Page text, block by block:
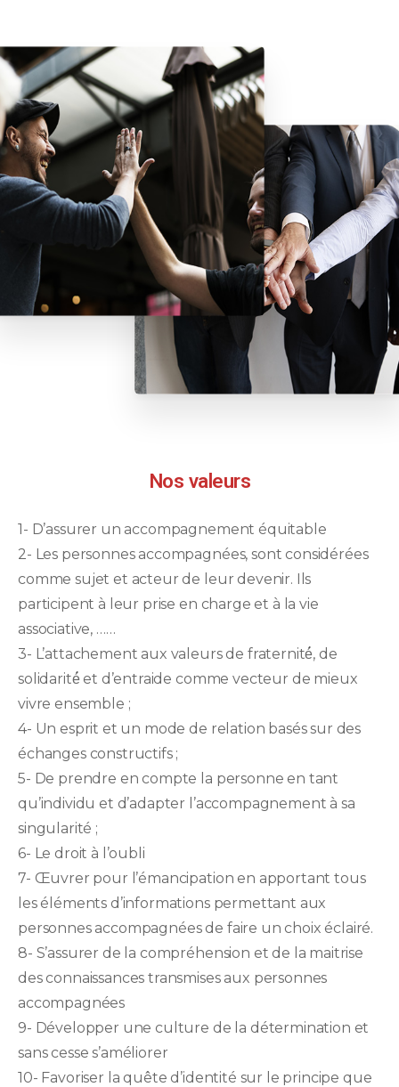
Nos valeurs
1- D’assurer un accompagnement équitable
2- Les personnes accompagnées, sont considérées
comme sujet et acteur de leur devenir. Ils
participent à leur prise en charge et à la vie
associative, ……
3- L’attachement aux valeurs de fraternité́, de
solidarité́ et d’entraide comme vecteur de mieux
vivre ensemble ;
4- Un esprit et un mode de relation basés sur des
échanges constructifs ;
5- De prendre en compte la personne en tant
qu’individu et d’adapter l’accompagnement à sa
singularité ;
6- Le droit à l’oubli
7- Œuvrer pour l’émancipation en apportant tous
les éléments d’informations permettant aux
personnes accompagnées de faire un choix éclairé.
8- S’assurer de la compréhension et de la maitrise
des connaissances transmises aux personnes
accompagnées
9- Développer une culture de la détermination et
sans cesse s’améliorer
10- Favoriser la quête d’identité sur le principe que